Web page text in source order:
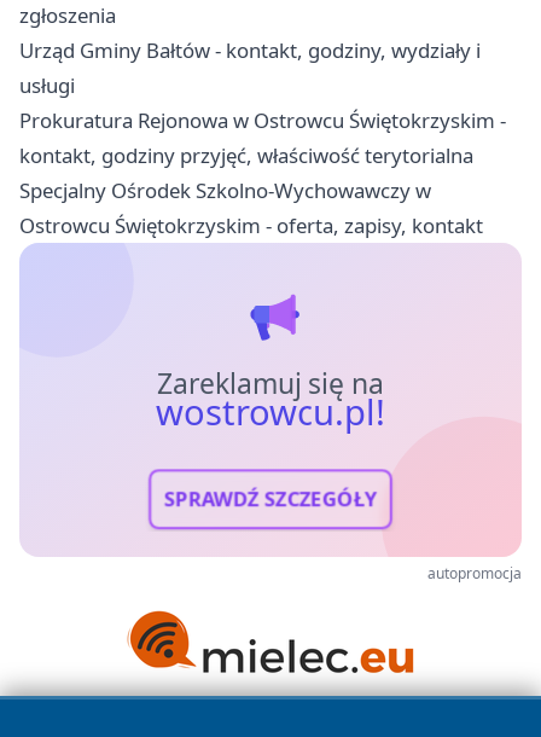
zgłoszenia
Urząd Gminy Bałtów - kontakt, godziny, wydziały i
usługi
Prokuratura Rejonowa w Ostrowcu Świętokrzyskim -
kontakt, godziny przyjęć, właściwość terytorialna
Specjalny Ośrodek Szkolno-Wychowawczy w
Ostrowcu Świętokrzyskim - oferta, zapisy, kontakt
Zareklamuj się na
wostrowcu.pl!
SPRAWDŹ SZCZEGÓŁY
autopromocja